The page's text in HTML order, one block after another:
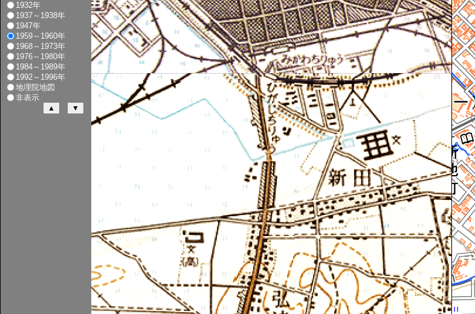
1932年
1937～1938年
1947年
1959～1960年
1968～1973年
1976～1980年
1984～1989年
1992～1996年
地理院地図
非表示